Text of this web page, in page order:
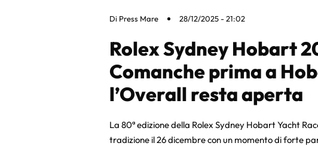
Di Press Mare 28/12/2025 - 21:02
Rolex Sydney Hobart
Comanche prima a
l’Overall resta aperta
La 80ª edizione della Rolex Sydney Hobart Yacht
tradizione il 26 dicembre con un momento di forte